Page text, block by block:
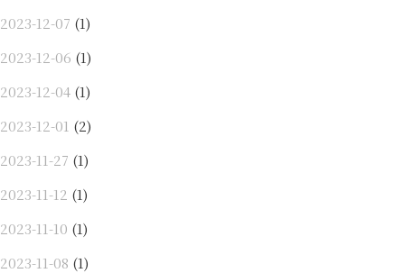
2023-12-07 (1)
2023-12-06 (1)
2023-12-04 (1)
2023-12-01 (2)
2023-11-27 (1)
2023-11-12 (1)
2023-11-10 (1)
2023-11-08 (1)